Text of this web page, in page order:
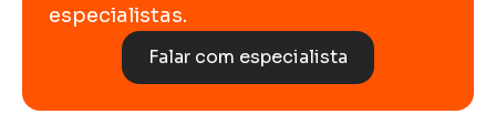
especialistas.
Falar com especialista